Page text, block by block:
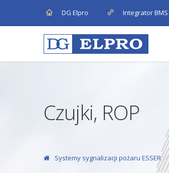
DG Elpro Integrator BMS
Czujki, ROP
Systemy sygnalizacji pożaru ESSER